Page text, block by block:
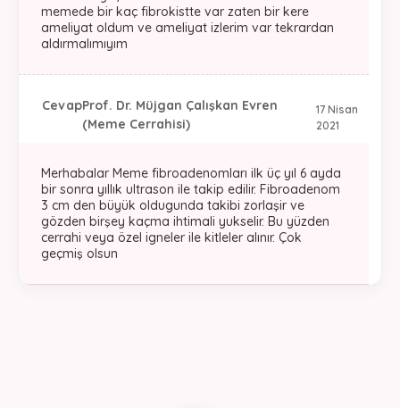
memede bir kaç fibrokistte var zaten bir kere
ameliyat oldum ve ameliyat izlerim var tekrardan
aldırmalımıyım
17 Nisan
2021
CevapProf. Dr. Müjgan Çalışkan Evren
(Meme Cerrahisi)
Merhabalar Meme fibroadenomları ilk üç yıl 6 ayda
bir sonra yıllık ultrason ile takip edilir. Fibroadenom
3 cm den büyük oldugunda takibi zorlaşir ve
gözden birşey kaçma ihtimali yukselir. Bu yüzden
cerrahi veya özel igneler ile kitleler alınır. Çok
geçmiş olsun